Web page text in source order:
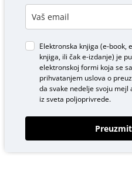
Elektronska knjiga (e-book,
knjiga, ili čak e-izdanje) je
elektronskoj formi koja se
prihvatanjem uslova o
da svake nedelje svoju
iz sveta poljoprivrede.